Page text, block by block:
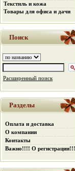
Текстиль и кожа
Товары для офиса и дачи
Поиск
Расширенный поиск
Разделы
Оплата и доставка
О компании
Контакты
Важно!!!! О